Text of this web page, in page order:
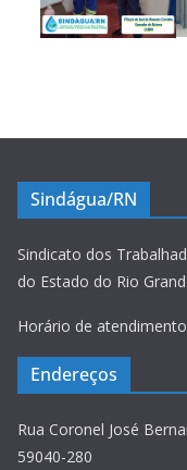
Sindágua/RN
Sindicato dos
do Estado do Rio
Horário de
Endereços
Rua Coronel José
59040-280